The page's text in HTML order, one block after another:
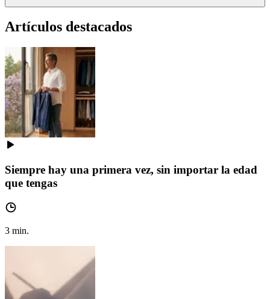
Artículos destacados
Siempre hay una primera vez, sin importar la edad
que tengas
3 min.